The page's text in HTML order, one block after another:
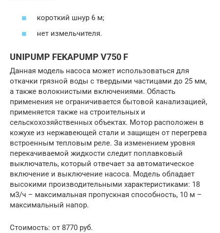
короткий шнур 6 м;
нет измельчителя.
UNIPUMP FEKAPUMP V750 F
Данная модель насоса может использоваться для
откачки грязной воды с твердыми частицами до 25 мм,
а также волокнистыми включениями. Область
применения не ограничивается бытовой канализацией,
применяется также на строительных и
сельскохозяйственных объектах. Мотор расположен в
кожухе из нержавеющей стали и защищен от перегрева
встроенным тепловым реле. За изменением уровня
перекачиваемой жидкости следит поплавковый
выключатель, который отвечает за автоматическое
включение и выключение насоса. Модель обладает
высокими производительными характеристиками: 18
м3/ч – максимальная пропускная способность, 10 м –
максимальный напор.
Стоимость: от 8770 руб.